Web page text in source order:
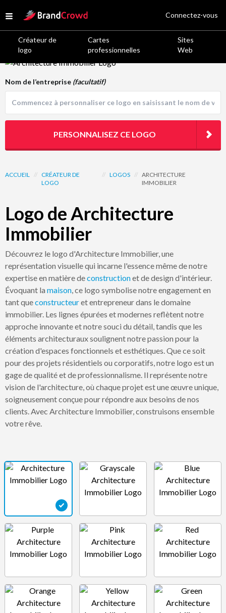
Open menu
Site Logo
Créateur de
logo
Cartes
professionnelles
Sites
Web
Connectez-vous
Logo Template Preview
ACCUEIL // CRÉATEUR DE
LOGO
// LOGOS // ARCHITECTURE
IMMOBILIER
Logo de Architecture
Immobilier
Découvrez le logo d'Architecture Immobilier, une
représentation visuelle qui incarne l'essence même de notre
expertise en matière deconstructionet de design d'intérieur.
Évoquant la maison, ce logo symbolise notre engagement en
tant queconstructeuret entrepreneur dans le domaine
immobilier. Les lignes épurées et modernes reflètent notre
approche innovante et notre souci du détail, tandis que les
éléments architecturaux soulignent notre passion pour la
création d'espaces fonctionnels et esthétiques. Que ce soit
pour des projets résidentiels ou corporatifs, notre logo est un
gage de qualité et de professionnalisme. Il représente notre
vision de l'architecture, où chaque projet est une œuvre unique,
soigneusement conçue pour répondre aux besoins de nos
clients. Avec Architecture Immobilier, construisons ensemble
votre rêve.
Nom de l’entreprise (facultatif)
PERSONNALISEZ CE LOGO